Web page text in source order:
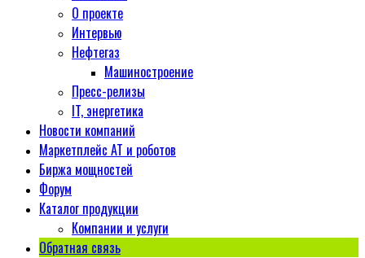
О проекте
Интервью
Нефтегаз
Машиностроение
Пресс-релизы
IT, энергетика
Новости компаний
Маркетплейс АТ и роботов
Биржа мощностей
Форум
Каталог продукции
Компании и услуги
Обратная связь